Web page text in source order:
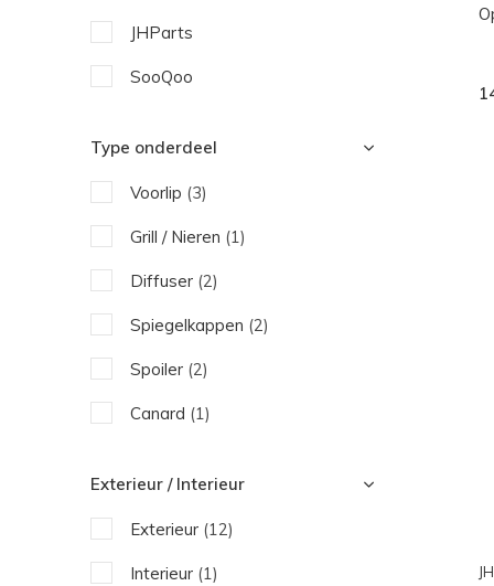
JHParts
SooQoo
Type onderdeel
Voorlip (3)
Grill / Nieren (1)
Diffuser (2)
Spiegelkappen (2)
Spoiler (2)
Canard (1)
Exterieur / Interieur
Exterieur (12)
Interieur (1)